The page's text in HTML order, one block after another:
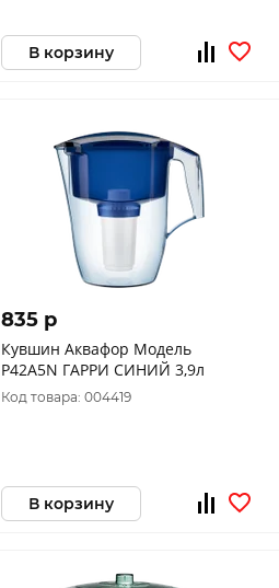
В корзину
835 p
Кувшин Аквафор Модель
P42A5N ГАРРИ СИНИЙ 3,9л
Код товара: 004419
В корзину